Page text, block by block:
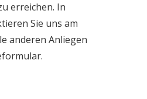
erreichen. In
Anliegen